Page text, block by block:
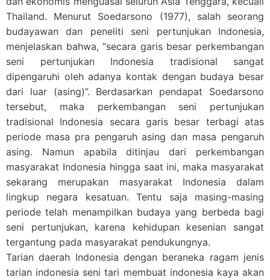
Thailand. Menurut Soedarsono (1977), salah seorang
budayawan dan peneliti seni pertunjukan Indonesia,
menjelaskan bahwa, “secara garis besar perkembangan
seni pertunjukan Indonesia tradisional sangat
dipengaruhi oleh adanya kontak dengan budaya besar
dari luar (asing)”. Berdasarkan pendapat Soedarsono
tersebut, maka perkembangan seni pertunjukan
tradisional Indonesia secara garis besar terbagi atas
periode masa pra pengaruh asing dan masa pengaruh
asing. Namun apabila ditinjau dari perkembangan
masyarakat Indonesia hingga saat ini, maka masyarakat
sekarang merupakan masyarakat Indonesia dalam
lingkup negara kesatuan. Tentu saja masing-masing
periode telah menampilkan budaya yang berbeda bagi
seni pertunjukan, karena kehidupan kesenian sangat
tergantung pada masyarakat pendukungnya.
Tarian daerah Indonesia dengan beraneka ragam jenis
tarian indonesia seni tari membuat indonesia kaya akan